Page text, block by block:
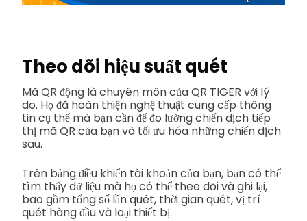
Theo dõi hiệu suất quét
Mã QR động là chuyên môn của QR TIGER với lý
do. Họ đã hoàn thiện nghệ thuật cung cấp thông
tin cụ thể mà bạn cần để đo lường chiến dịch tiếp
thị mã QR của bạn và tối ưu hóa những chiến dịch
sau.
Trên bảng điều khiển tài khoản của bạn, bạn có thể
tìm thấy dữ liệu mà họ có thể theo dõi và ghi lại,
bao gồm tổng số lần quét, thời gian quét, vị trí
quét hàng đầu và loại thiết bị.